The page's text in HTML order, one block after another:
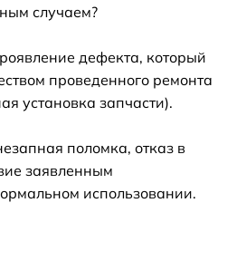
случаем?
дефекта, который
проведенного ремонта
установка запчасти).
поломка, отказ в
заявленным
использовании.